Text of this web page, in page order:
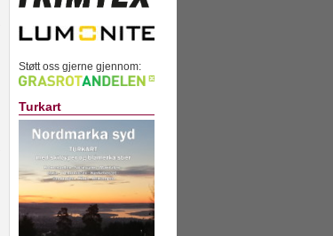
Støtt oss gjerne gjennom:
Turkart